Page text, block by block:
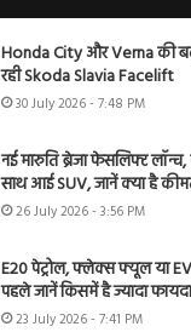
Honda City और Verna की
रही Skoda Slavia Facelift
30 July 2026 - 7:48 PM
नई मारुति ब्रेजा फेसलिफ्ट
साथ आई SUV, जानें क्या है
26 July 2026 - 3:56 PM
E20 पेट्रोल, फ्लेक्स फ्यूल या
पहले जानें किसमें है ज्यादा फायदा
23 July 2026 - 7:41 PM